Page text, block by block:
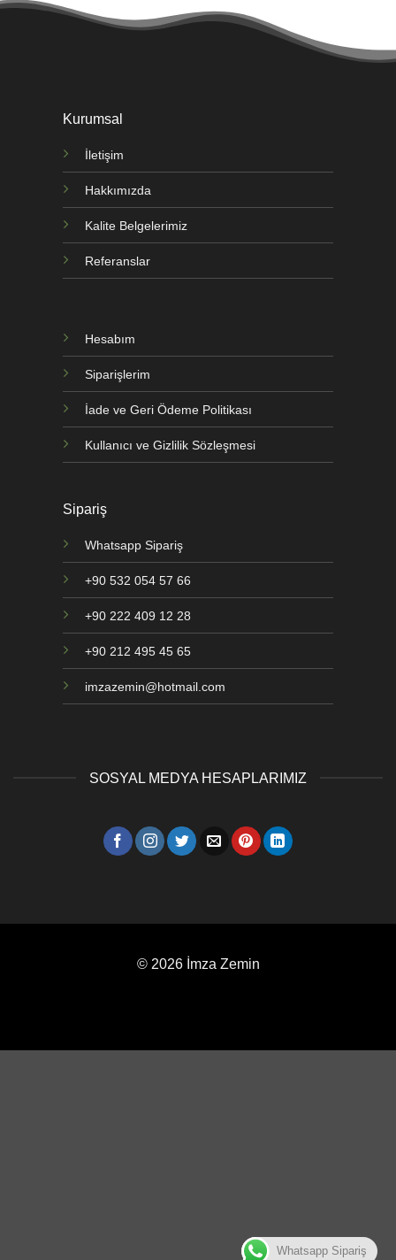
Kurumsal
İletişim
Hakkımızda
Kalite Belgelerimiz
Referanslar
Hesabım
Siparişlerim
İade ve Geri Ödeme Politikası
Kullanıcı ve Gizlilik Sözleşmesi
Sipariş
Whatsapp Sipariş
+90 532 054 57 66
+90 222 409 12 28
+90 212 495 45 65
imzazemin@hotmail.com
SOSYAL MEDYA HESAPLARIMIZ
© 2026 İmza Zemin
Whatsapp Sipariş